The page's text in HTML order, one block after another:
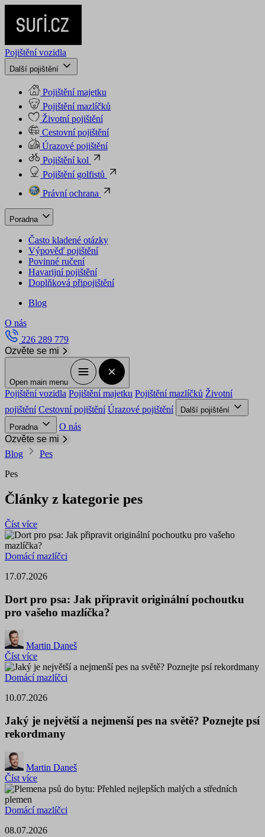
Pojištění vozidla
Další pojištění
Pojištění majetku
Pojištění mazlíčků
Životní pojištění
Cestovní pojištění
Úrazové pojištění
Pojištění kol
Pojištění golfistů
Právní ochrana
Poradna
Často kladené otázky
Výpověď pojištění
Povinné ručení
Havarijní pojištění
Doplňková připojištění
Blog
O nás
226 289 779
Ozvěte se mi
Open main menu
Pojištění vozidla Pojištění majetku Pojištění mazlíčků Životní
pojištění Cestovní pojištění Úrazové pojištění
Další pojištění
Poradna
O nás
Ozvěte se mi
Blog
Pes
Pes
Články z kategorie pes
Číst více
Domácí mazlíčci
17.07.2026
Dort pro psa: Jak připravit originální pochoutku
pro vašeho mazlíčka?
Martin Daneš
Číst více
Domácí mazlíčci
10.07.2026
Jaký je největší a nejmenší pes na světě? Poznejte psí
rekordmany
Martin Daneš
Číst více
Domácí mazlíčci
08.07.2026